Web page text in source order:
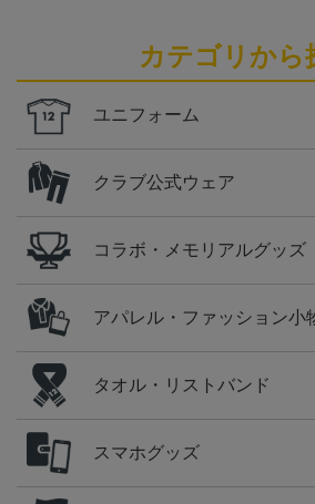
カテゴリから
ユニフォーム
クラブ公式ウェア
コラボ・メモリアルグッズ
アパレル・ファッション小
タオル・リストバンド
スマホグッズ